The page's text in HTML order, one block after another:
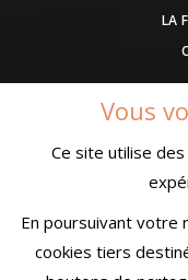
LA
Vous
Ce site utilise
En poursuivant votre
cookies tiers